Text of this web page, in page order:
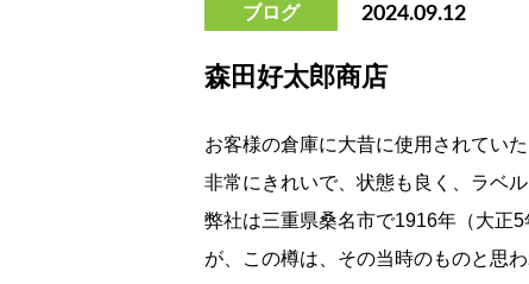
ブログ 2024.09.12
森田好太郎商店
お客様の倉庫に大昔に使用されてい
非常にきれいで、状態も良く、ラベ
弊社は三重県桑名市で1916年（大正
が、この樽は、その当時のものと思わ